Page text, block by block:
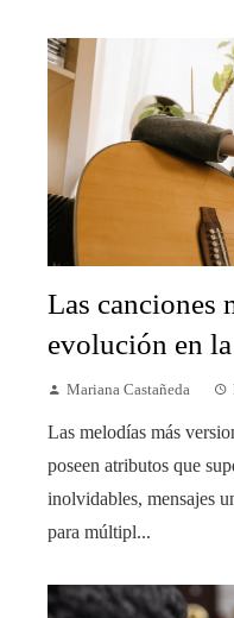
Las canciones
evolución en
Mariana Castañeda
Las melodías más
poseen atributos que
inolvidables, mensajes
para múltipl...